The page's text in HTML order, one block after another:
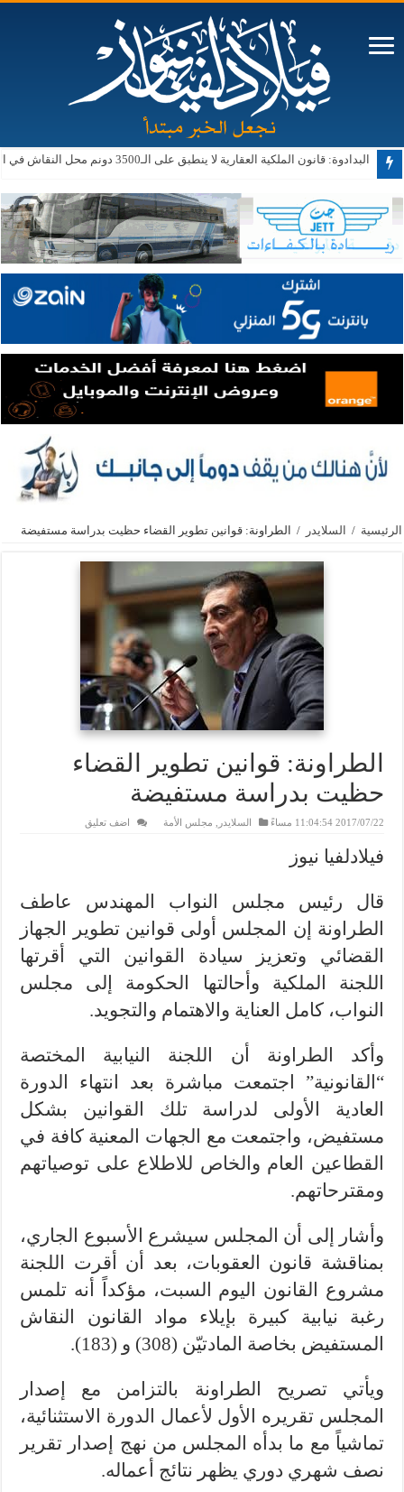
البدادوة: قانون الملكية العقارية لا ينطبق على الـ3500 دونم محل النقاش في الأغوار الجنوبية حالياً أو مستقبلاً
ترامب: الحرب ستنتهي قريبا وإيران لا تستطيع المواصلة
الرئيسية / السلايدر / الطراونة: قوانين تطوير القضاء حظيت بدراسة مستفيضة
الطراونة: قوانين تطوير القضاء
حظيت بدراسة مستفيضة
2017/07/22 11:04:54 مساءً السلايدر مجلس الأمة اضف تعليق
فيلادلفيا نيوز
قال رئيس مجلس النواب المهندس عاطف
الطراونة إن المجلس أولى قوانين تطوير الجهاز
القضائي وتعزيز سيادة القوانين التي أقرتها
اللجنة الملكية وأحالتها الحكومة إلى مجلس
النواب، كامل العناية والاهتمام والتجويد.
وأكد الطراونة أن اللجنة النيابية المختصة
“القانونية” اجتمعت مباشرة بعد انتهاء الدورة
العادية الأولى لدراسة تلك القوانين بشكل
مستفيض، واجتمعت مع الجهات المعنية كافة في
القطاعين العام والخاص للاطلاع على توصياتهم
ومقترحاتهم.
وأشار إلى أن المجلس سيشرع الأسبوع الجاري،
بمناقشة قانون العقوبات، بعد أن أقرت اللجنة
مشروع القانون اليوم السبت، مؤكداً أنه تلمس
رغبة نيابية كبيرة بإيلاء مواد القانون النقاش
المستفيض بخاصة المادتيّن (308) و (183).
ويأتي تصريح الطراونة بالتزامن مع إصدار
المجلس تقريره الأول لأعمال الدورة الاستثنائية،
تماشياً مع ما بدأه المجلس من نهج إصدار تقرير
نصف شهري دوري يظهر نتائج أعماله.